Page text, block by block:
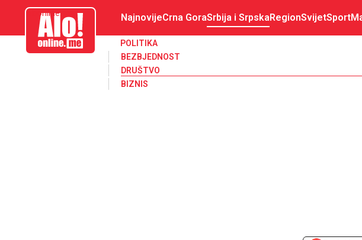
aloonline.me NajnovijeCrna GoraSrbija i SrpskaRegionSvijetSport
POLITIKA
BEZBJEDNOST
DRUŠTVO
BIZNIS